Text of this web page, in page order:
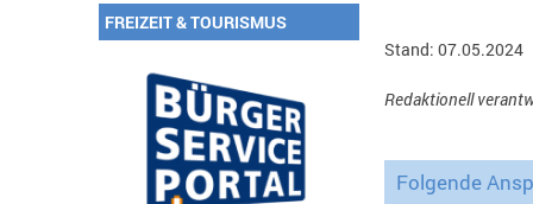
FREIZEIT & TOURISMUS
Stand: 07.05.2024
Redaktionell
Folgende